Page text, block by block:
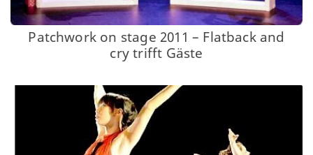
Patchwork on stage 2011 – Flatback and
cry trifft Gäste